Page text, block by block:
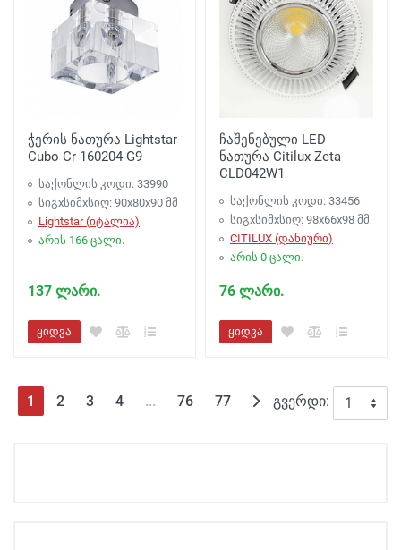
ჭერის ნათურა Lightstar
Cubo Cr 160204-G9
საქონლის კოდი: 33990
სიგxსიმxსიღ: 90x80x90 მმ
Lightstar (იტალია)
არის 166 ცალი.
137 ლარი.
ყიდვა
ჩაშენებული LED
ნათურა Citilux Zeta
CLD042W1
საქონლის კოდი: 33456
სიგxსიმxსიღ: 98x66x98 მმ
CITILUX (დანიური)
არის 0 ცალი.
76 ლარი.
ყიდვა
გვერდი:
1 (текущая)
2 3 4 ... 76 77